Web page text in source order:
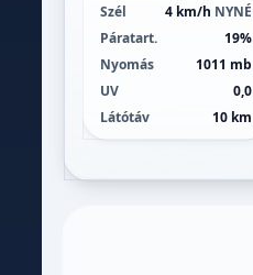
Szél
4 km/h NYNÉ
Páratart.
19%
Nyomás
1011 mb
UV
0,0
Látótáv
10 km